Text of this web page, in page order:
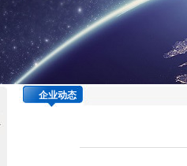
企业动态